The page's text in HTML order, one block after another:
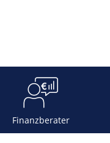
Finanzberater